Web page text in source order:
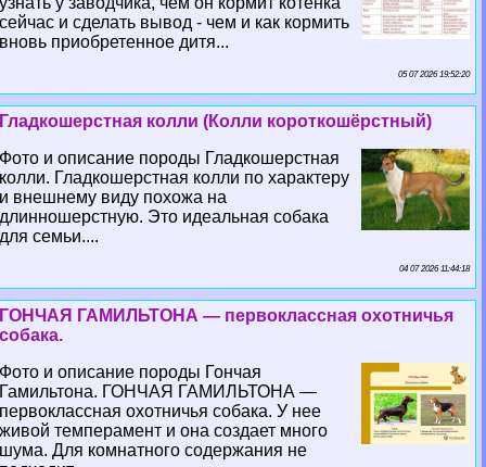
сейчас и сделать вывод - чем и как кормить
вновь приобретенное дитя...
05 07 2026 19:52:20
Гладкошерстная колли (Колли короткошёрстный)
Фото и описание породы Гладкошерстная
колли. Гладкошерстная колли по хаpaктеру
и внешнему виду похожа на
длинношерстную. Это идеальная собака
для семьи....
04 07 2026 11:44:18
ГОНЧАЯ ГАМИЛЬТОНА — первоклассная охотничья
собака.
Фото и описание породы Гончая
Гамильтона. ГОНЧАЯ ГАМИЛЬТОНА —
первоклассная охотничья собака. У нее
живой темперамент и она создает много
шума. Для комнатного содержания не